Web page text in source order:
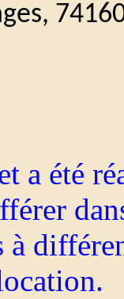
a été
à